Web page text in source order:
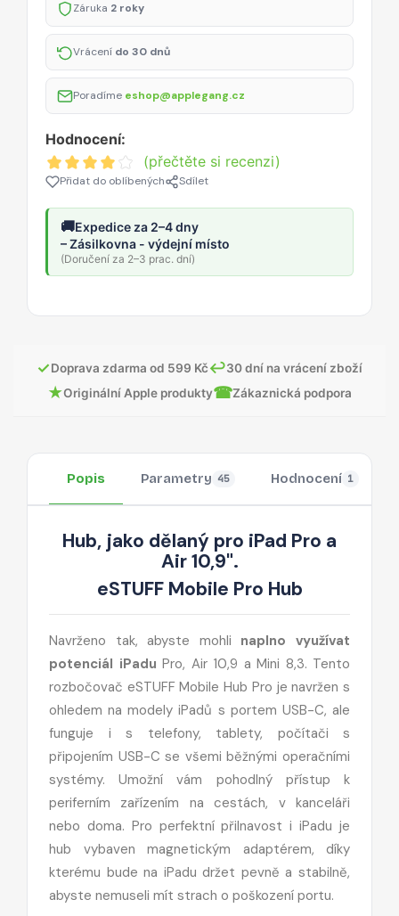
Záruka 2 roky
Vrácení do 30 dnů
Poradíme eshop@applegang.cz
Hodnocení:
(přečtěte si recenzi)
Přidat do oblíbených Sdílet
🚚Expedice za 2–4 dny
– Zásilkovna - výdejní místo
(Doručení za 2–3 prac. dní)
✓Doprava zdarma od 599 Kč↩30 dní na vrácení zboží
★Originální Apple produkty☎Zákaznická podpora
Popis Parametry 45 Hodnocení 1
Hub, jako dělaný pro iPad Pro a
Air 10,9".
eSTUFF Mobile Pro Hub
Navrženo tak, abyste mohli naplno využívat
potenciál iPadu Pro, Air 10,9 a Mini 8,3. Tento
rozbočovač eSTUFF Mobile Hub Pro je navržen s
ohledem na modely iPadů s portem USB-C, ale
funguje i s telefony, tablety, počítači s
připojením USB-C se všemi běžnými operačními
systémy. Umožní vám pohodlný přístup k
periferním zařízením na cestách, v kanceláři
nebo doma. Pro perfektní přilnavost i iPadu je
hub vybaven magnetickým adaptérem, díky
kterému bude na iPadu držet pevně a stabilně,
abyste nemuseli mít strach o poškození portu.